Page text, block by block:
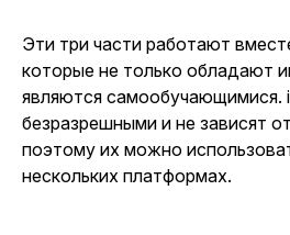
Эти три части работают
которые не только обладают
являются самообучающимися.
безразрешными и не зависят
поэтому их можно
нескольких платформах.